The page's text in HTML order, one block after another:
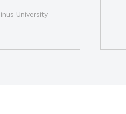
University